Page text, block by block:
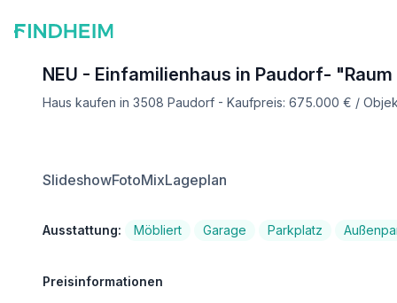
NEU - Einfamilienhaus in Paudorf-
Haus kaufen in 3508 Paudorf - Kaufpreis: 675.000 € /
SlideshowFotoMixLageplan
Ausstattung: Möbliert Garage Parkplatz
Preisinformationen